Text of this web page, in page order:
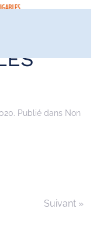
. Publié dans Non
Suivant »